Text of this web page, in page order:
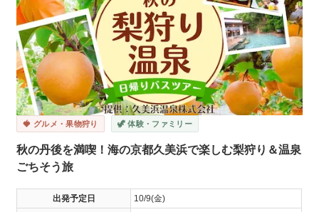
🍓 グルメ・果物狩り 🦖 体験・ファミリー
秋の丹後を満喫！海の京都久美浜で楽しむ梨狩り＆温泉
ごちそう旅
出発予定日
10/9(金)